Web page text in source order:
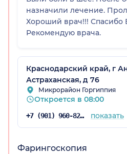
назначили лечение.
Хороший врач!!! Спасибо
Рекомендую врача.
Краснодарский край, г
Астраханская, д 76
Микрорайон Горгиппия
Откроется в 08:00
+7 (901) 960-82-31 показать
Фарингоскопия